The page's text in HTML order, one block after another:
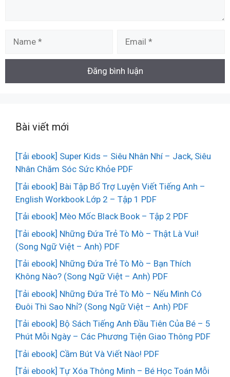
Bài viết mới
[Tải ebook] Super Kids – Siêu Nhân Nhí – Jack, Siêu
Nhân Chăm Sóc Sức Khỏe PDF
[Tải ebook] Bài Tập Bổ Trợ Luyện Viết Tiếng Anh –
English Workbook Lớp 2 – Tập 1 PDF
[Tải ebook] Mèo Mốc Black Book – Tập 2 PDF
[Tải ebook] Những Đứa Trẻ Tò Mò – Thật Là Vui!
(Song Ngữ Việt – Anh) PDF
[Tải ebook] Những Đứa Trẻ Tò Mò – Bạn Thích
Không Nào? (Song Ngữ Việt – Anh) PDF
[Tải ebook] Những Đứa Trẻ Tò Mò – Nếu Mình Có
Đuôi Thì Sao Nhỉ? (Song Ngữ Việt – Anh) PDF
[Tải ebook] Bộ Sách Tiếng Anh Đầu Tiên Của Bé – 5
Phút Mỗi Ngày – Các Phương Tiện Giao Thông PDF
[Tải ebook] Cầm Bút Và Viết Nào! PDF
[Tải ebook] Tự Xóa Thông Minh – Bé Học Toán Mỗi